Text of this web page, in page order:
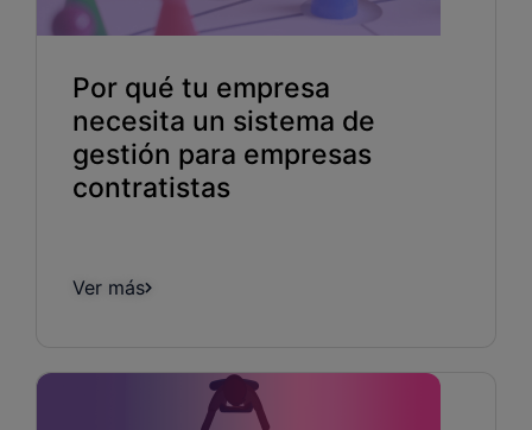
Por qué tu empresa
necesita un sistema de
gestión para empresas
contratistas
Ver más